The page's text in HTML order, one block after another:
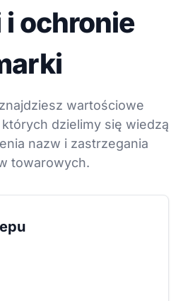
i ochronie
wartościowe
dzielimy się wiedzą
nazw i zastrzegania
towarowych.